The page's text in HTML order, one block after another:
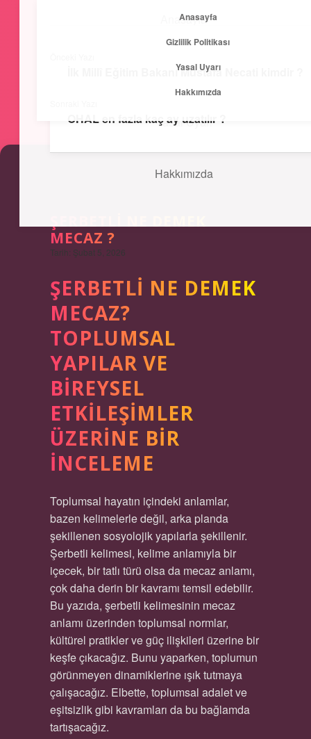
Anasayfa
Gizlilik Politikası
Yasal Uyarı
Hakkımızda
Kısa ve Öz
MECAZ ?
Tarih: Şubat 5, 2026
ŞERBETLI NE DEMEK
MECAZ?
TOPLUMSAL
YAPILAR VE
BIREYSEL
ETKILEŞIMLER
ÜZERINE BIR
İNCELEME
Toplumsal hayatın içindeki anlamlar,
bazen kelimelerle değil, arka planda
şekillenen sosyolojik yapılarla şekillenir.
Şerbetli kelimesi, kelime anlamıyla bir
içecek, bir tatlı türü olsa da mecaz anlamı,
çok daha derin bir kavramı temsil edebilir.
Bu yazıda, şerbetli kelimesinin mecaz
anlamı üzerinden toplumsal normlar,
kültürel pratikler ve güç ilişkileri üzerine bir
keşfe çıkacağız. Bunu yaparken, toplumun
görünmeyen dinamiklerine ışık tutmaya
çalışacağız. Elbette, toplumsal adalet ve
eşitsizlik gibi kavramları da bu bağlamda
tartışacağız.
İlk Millî Eğitim Bakanı Mustafa Necati kimdir ?
OHAL en fazla kaç ay uzatılır ?
Anasayfa
Gizlilik Politikası
Yasal Uyarı
Hakkımızda